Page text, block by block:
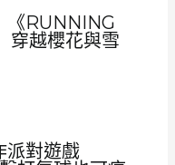
《RUNNING
越櫻花與雪
對遊戲